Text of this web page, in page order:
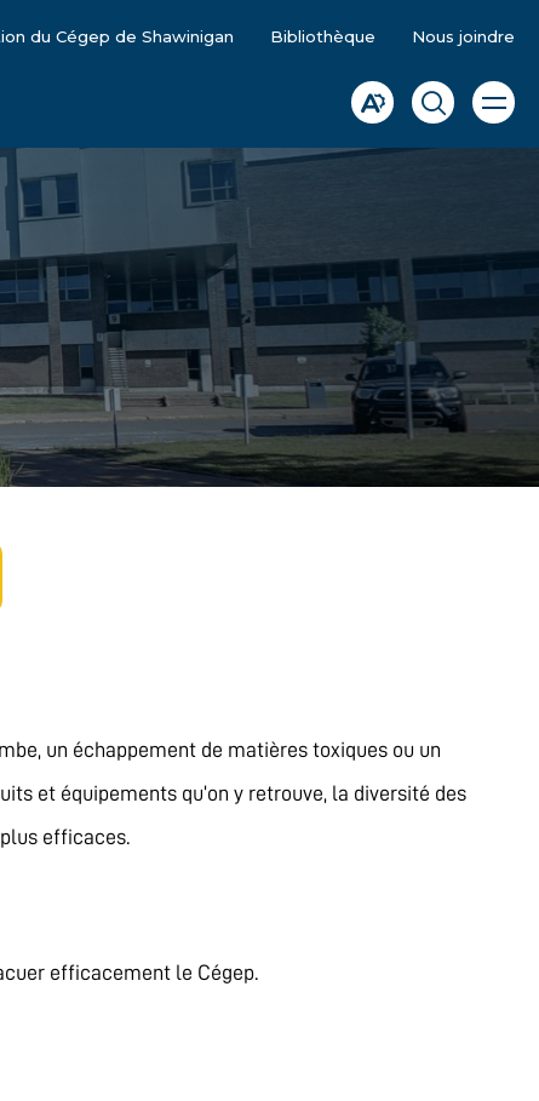
du Cégep de Shawinigan Bibliothèque Nous joindre
Ouvrir
la
Ouvrir
la
Ouvrir
la
un échappement de matières toxiques ou un
et équipements qu’on y retrouve, la diversité des
efficaces.
efficacement le Cégep.